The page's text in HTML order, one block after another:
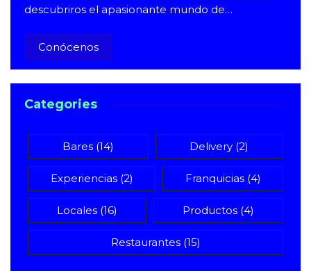
descubriros el apasionante mundo de…
Conócenos
Categories
Bares(14) Delivery (2)
Experiencias(2) Franquicias(4)
Locales (16) Productos (4)
Restaurantes(15)